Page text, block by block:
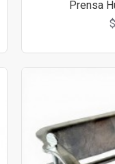
Prensa